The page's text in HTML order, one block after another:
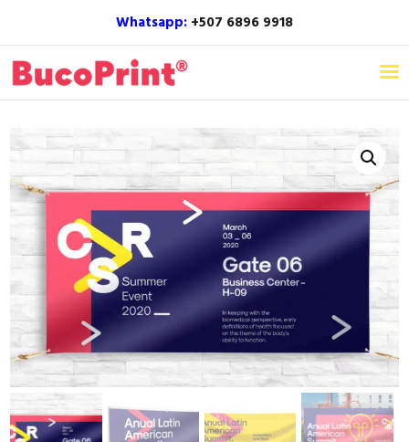
Whatsapp: +507 6896 9918‬
Home
Nosotros
Inspiración
Blog
Contacto